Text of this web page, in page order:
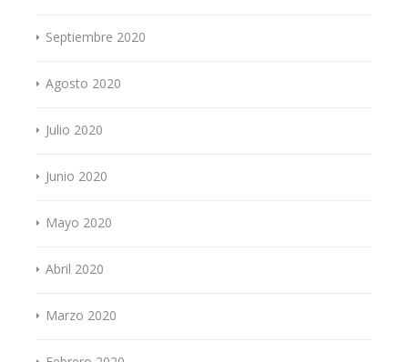
Septiembre 2020
Agosto 2020
Julio 2020
Junio 2020
Mayo 2020
Abril 2020
Marzo 2020